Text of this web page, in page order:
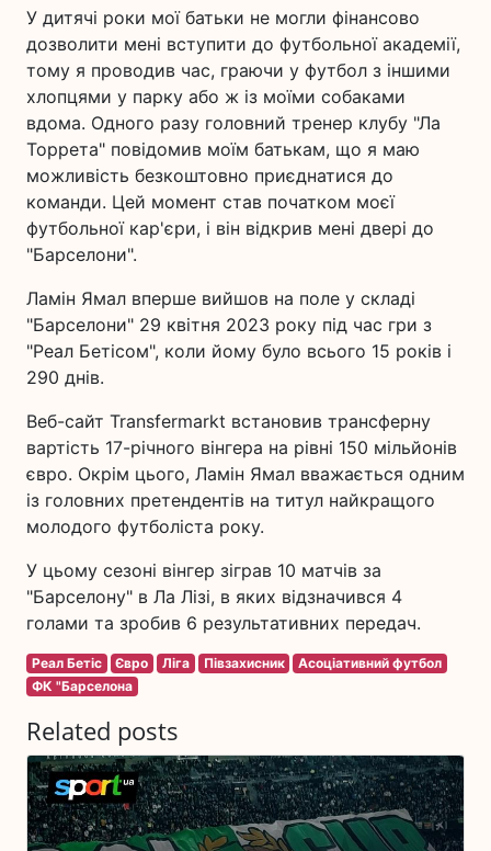
У дитячі роки мої батьки не могли фінансово
дозволити мені вступити до футбольної академії,
тому я проводив час, граючи у футбол з іншими
хлопцями у парку або ж із моїми собаками
вдома. Одного разу головний тренер клубу "Ла
Торрета" повідомив моїм батькам, що я маю
можливість безкоштовно приєднатися до
команди. Цей момент став початком моєї
футбольної кар'єри, і він відкрив мені двері до
"Барселони".
Ламін Ямал вперше вийшов на поле у складі
"Барселони" 29 квітня 2023 року під час гри з
"Реал Бетісом", коли йому було всього 15 років і
290 днів.
Веб-сайт Transfermarkt встановив трансферну
вартість 17-річного вінгера на рівні 150 мільйонів
євро. Окрім цього, Ламін Ямал вважається одним
із головних претендентів на титул найкращого
молодого футболіста року.
У цьому сезоні вінгер зіграв 10 матчів за
"Барселону" в Ла Лізі, в яких відзначився 4
голами та зробив 6 результативних передач.
Реал Бетіс Євро Ліга Півзахисник
Асоціативний футбол
ФК "Барселона
Related posts